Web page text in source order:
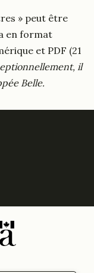
» peut être
en format
et PDF (21
il
Belle.